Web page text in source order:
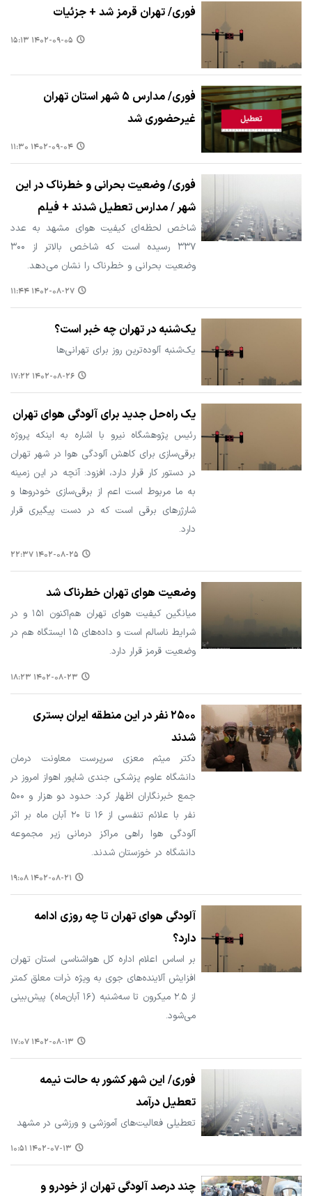
فوری/ تهران قرمز شد + جزئیات
۱۴۰۲-۰۹-۰۵ ۱۵:۱۳
فوری/ مدارس ۵ شهر استان تهران
غیرحضوری شد
۱۴۰۲-۰۹-۰۴ ۱۱:۳۰
فوری/ وضعیت بحرانی و خطرناک در این
شهر / مدارس تعطیل شدند + فیلم
شاخص لحظه‌ای کیفیت هوای مشهد به عدد
۳۳۷ رسیده است که شاخص بالاتر از ۳۰۰
وضعیت بحرانی و خطرناک را نشان می‌دهد.
۱۴۰۲-۰۸-۲۷ ۱۱:۴۴
یک‌شنبه در تهران چه خبر است؟
یک‌شنبه آلوده‌ترین روز برای تهرانی‌ها
۱۴۰۲-۰۸-۲۶ ۱۷:۲۲
یک راه‌حل جدید برای آلودگی هوای تهران
رئیس پژوهشگاه نیرو با اشاره به اینکه پروژه
برقی‌سازی برای کاهش آلودگی هوا در شهر تهران
در دستور کار قرار دارد، افزود: آنچه در این زمینه
به ما مربوط است اعم از برقی‌سازی خودروها و
شارژرهای برقی است که در دست پیگیری قرار
دارد.
۱۴۰۲-۰۸-۲۵ ۲۲:۳۷
وضعیت هوای تهران خطرناک شد
میانگین کیفیت هوای تهران هم‌اکنون ۱۵۱ و در
شرایط ناسالم است و داده‌های ۱۵ ایستگاه هم در
وضعیت قرمز قرار دارد.
۱۴۰۲-۰۸-۲۳ ۱۸:۲۳
۲۵۰۰ نفر در این منطقه ایران بستری
شدند
دکتر میثم معزی سرپرست معاونت درمان
دانشگاه علوم پزشکی جندی شاپور اهواز امروز در
جمع خبرنگاران اظهار کرد: حدود دو هزار و ۵۰۰
نفر با علائم تنفسی از ۱۶ تا ۲۰ آبان ماه بر اثر
آلودگی هوا راهی مراکز درمانی زیر مجموعه
دانشگاه در خوزستان شدند.
۱۴۰۲-۰۸-۲۱ ۱۹:۰۸
آلودگی هوای تهران تا چه روزی ادامه
دارد؟
بر اساس اعلام اداره کل هواشناسی استان تهران
افزایش آلاینده‌های جوی به ویژه ذرات معلق کمتر
از ۲.۵ میکرون تا سه‌شنبه (۱۶ آبان‌ماه) پیش‌بینی
می‌شود.
۱۴۰۲-۰۸-۱۳ ۱۷:۰۷
فوری/ این شهر کشور به حالت نیمه
تعطیل درآمد
تعطیلی فعالیت‌های آموزشی و ورزشی در مشهد
۱۴۰۲-۰۷-۱۳ ۱۰:۵۱
چند درصد آلودگی تهران از خودرو و